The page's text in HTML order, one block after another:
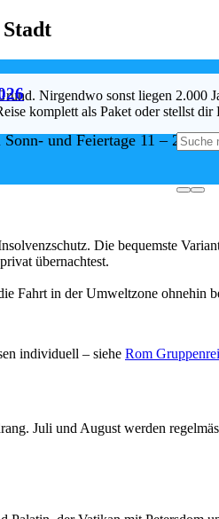
und Feiertage 11 – 22 Uhr
Nirgendwo sonst liegen 2.000
komplett als Paket oder stellst
Die bequemste
übernachtest.
Fahrt in der Umweltzone ohnehin
individuell – siehe Rom
Juli und August werden